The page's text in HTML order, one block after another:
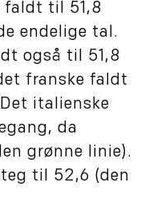
faldt til 51,8
endelige tal.
også til 51,8
franske faldt
italienske
da
grønne linie).
til 52,6 (den